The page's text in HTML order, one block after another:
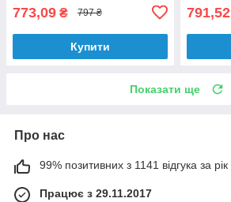
773,09 ₴ 797 ₴
Купити
791,52
Показати ще
Про нас
99% позитивних з 1141 відгука за рік
Працює з 29.11.2017